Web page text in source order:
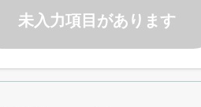
未入力項目があります